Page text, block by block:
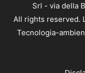
Srl - via della
All rights reserved.
Tecnologia-